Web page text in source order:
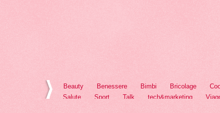
Beauty Benessere Bimbi Bricolage
Salute
Sport Talk tech&marketing